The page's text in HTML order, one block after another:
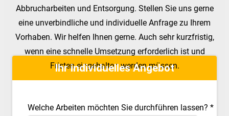
Abbrucharbeiten und Entsorgung. Stellen Sie uns gerne
eine unverbindliche und individuelle Anfrage zu Ihrem
Vorhaben. Wir helfen Ihnen gerne. Auch sehr kurzfristig,
wenn eine schnelle Umsetzung erforderlich ist und
Fristen eingehalten werden müssen.
Ihr individuelles Angebot
Welche Arbeiten möchten Sie durchführen lassen? *